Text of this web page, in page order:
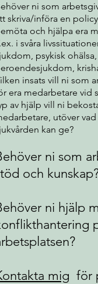
ni som
skriva/införa en
och hjälpa era
i svåra
psykisk ohälsa,
insats vill ni som
era medarbetare vid
av hjälp vill ni
utöver
kan ge?
ni som
och
ni hjälp
mig för